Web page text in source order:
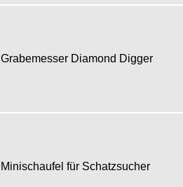
Grabemesser Diamond Digger
Minischaufel für Schatzsucher